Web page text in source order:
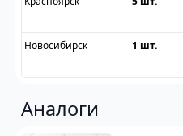
Новосибирск
1 шт.
Аналоги